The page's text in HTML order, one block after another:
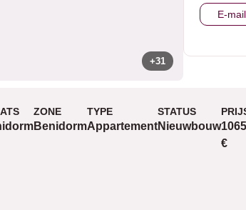
+31
E-mail
ZONE
Benidorm
TYPE
Appartement
STATUS
Nieuwbouw
€